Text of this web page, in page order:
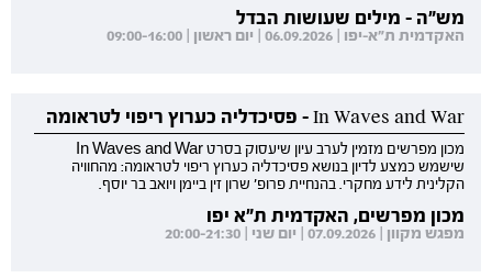
מש"ה - מילים שעושות הבדל
האקדמית ת"א-יפו | 06.09.2026 | יום ראשון | 09:00-16:00
In Waves and War - פסיכדליה כערוץ ריפוי לטראומה
מכון מפרשים מזמין לערב עיון שיעסוק בסרט In Waves and War
שישמש כמצע לדיון בנושא פסיכדליה כערוץ ריפוי לטראומה: מהחוויה
הקלינית לידע מחקרי. בהנחיית פרופ' שרון זין ביימן ויואב בר יוסף.
מכון מפרשים, האקדמית ת"א יפו
מפגש מקוון | 07.09.2026 | יום שני | 20:00-21:30